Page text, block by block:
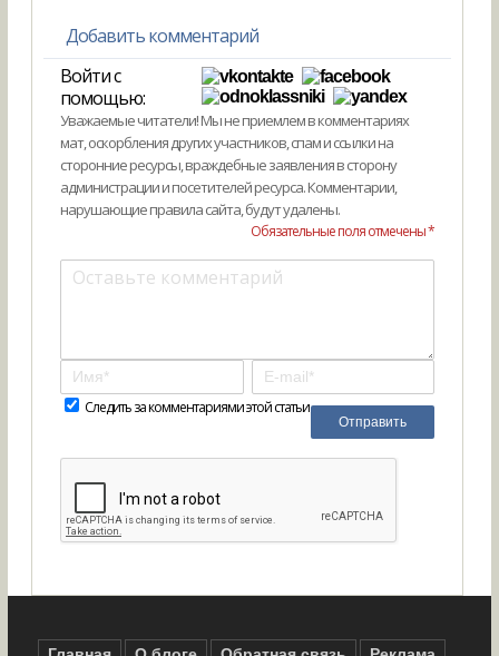
Добавить комментарий
Войти с
помощью:
Уважаемые читатели! Мы не приемлем в комментариях
мат, оскорбления других участников, спам и ссылки на
сторонние ресурсы, враждебные заявления в сторону
администрации и посетителей ресурса. Комментарии,
нарушающие правила сайта, будут удалены.
Обязательные поля отмечены *
Следить за комментариями этой статьи